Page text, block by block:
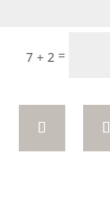
7 + 2 =